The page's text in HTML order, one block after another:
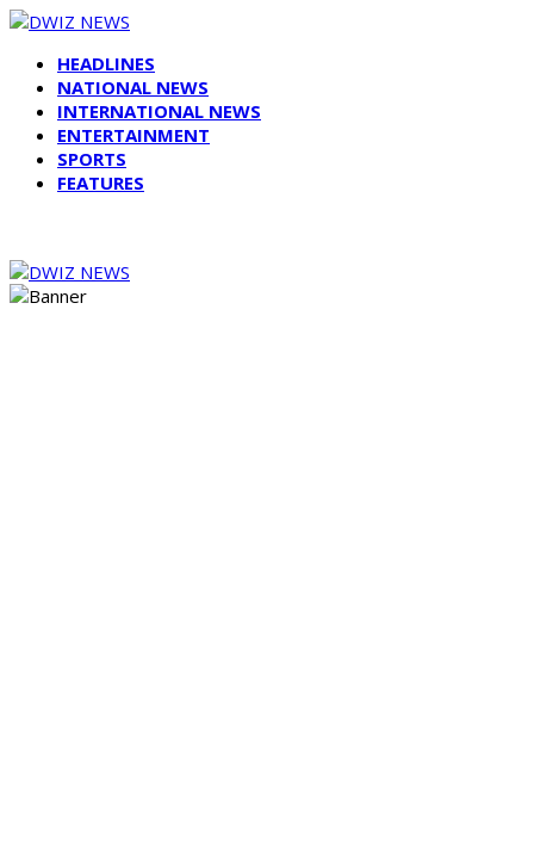
HEADLINES
NATIONAL NEWS
INTERNATIONAL NEWS
ENTERTAINMENT
SPORTS
FEATURES